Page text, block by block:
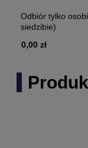
Odbiór tylko
siedzibie)
0,00 zł